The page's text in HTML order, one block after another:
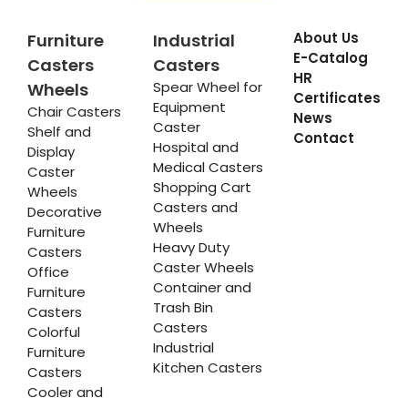
Furniture
Casters
Wheels
Chair Casters
Shelf and
Display
Caster
Wheels
Decorative
Furniture
Casters
Office
Furniture
Casters
Colorful
Furniture
Casters
Cooler and
Industrial
Casters
Spear Wheel for
Equipment
Caster
Hospital and
Medical Casters
Shopping Cart
Casters and
Wheels
Heavy Duty
Caster Wheels
Container and
Trash Bin
Casters
Industrial
Kitchen Casters
About Us
E-Catalog
HR
Certificates
News
Contact